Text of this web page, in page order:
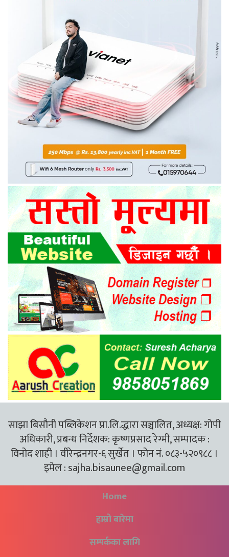
साझा बिसौनी पब्लिकेशन प्रा.लि.द्धारा सञ्चालित, अध्यक्ष: गोपी
अधिकारी, प्रबन्ध निर्देशक: कृष्णप्रसाद रेग्मी, सम्पादक :
विनोद शाही । वीरेन्द्रनगर-६ सुर्खेत । फोन नं. ०८३-५२०९८८ ।
इमेल :sajha.bisaunee@gmail.com
Home
हाम्रो बारेमा
सम्पर्कका लागि